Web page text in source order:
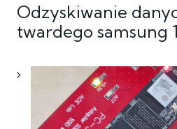
Odzyskiwanie
twardego samsung